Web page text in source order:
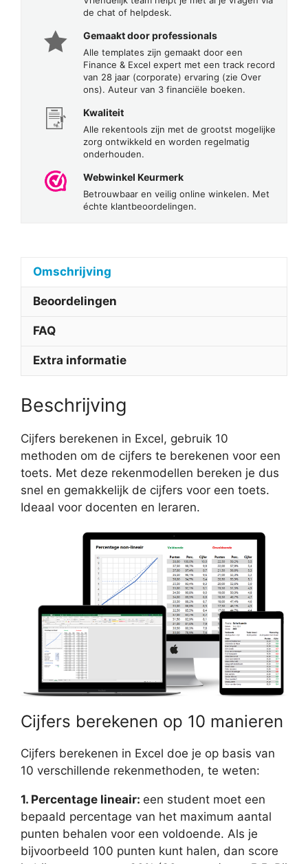
de chat of helpdesk.
Gemaakt door professionals
Alle templates zijn gemaakt door een
Finance & Excel expert met een track record
van 28 jaar (corporate) ervaring (zie Over
ons). Auteur van 3 financiële boeken.
Kwaliteit
Alle rekentools zijn met de grootst mogelijke
zorg ontwikkeld en worden regelmatig
onderhouden.
Webwinkel Keurmerk
Betrouwbaar en veilig online winkelen. Met
échte klantbeoordelingen.
Omschrijving
Beoordelingen
FAQ
Extra informatie
Beschrijving
Cijfers berekenen in Excel, gebruik 10
methoden om de cijfers te berekenen voor een
toets. Met deze rekenmodellen bereken je dus
snel en gemakkelijk de cijfers voor een toets.
Ideaal voor docenten en leraren.
Cijfers berekenen op 10 manieren
Cijfers berekenen in Excel doe je op basis van
10 verschillende rekenmethoden, te weten:
1. Percentage lineair: een student moet een
bepaald percentage van het maximum aantal
punten behalen voor een voldoende. Als je
bijvoorbeeld 100 punten kunt halen, dan score